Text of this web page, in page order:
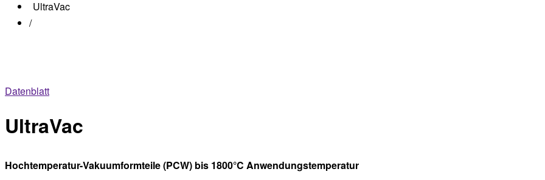
UltraVac
/
Datenblatt
UltraVac
Hochtemperatur-Vakuumformteile (PCW) bis 1800°C Anwendungstemperatur